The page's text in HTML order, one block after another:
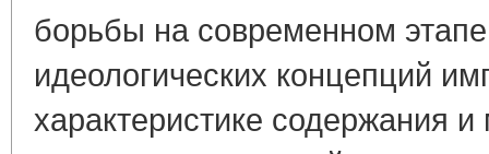
борьбы на современном
идеологических концепций
характеристике содержания